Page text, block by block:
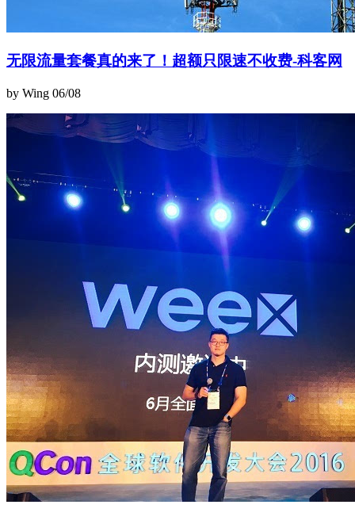
无限流量套餐真的来了！超额只限速不收费-科客网
by Wing 06/08